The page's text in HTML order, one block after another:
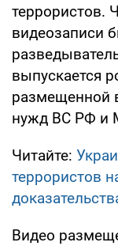
террористов.
видеозаписи
выпускается
размещенной
нужд ВС РФ и
Читайте:
террористов
Видео